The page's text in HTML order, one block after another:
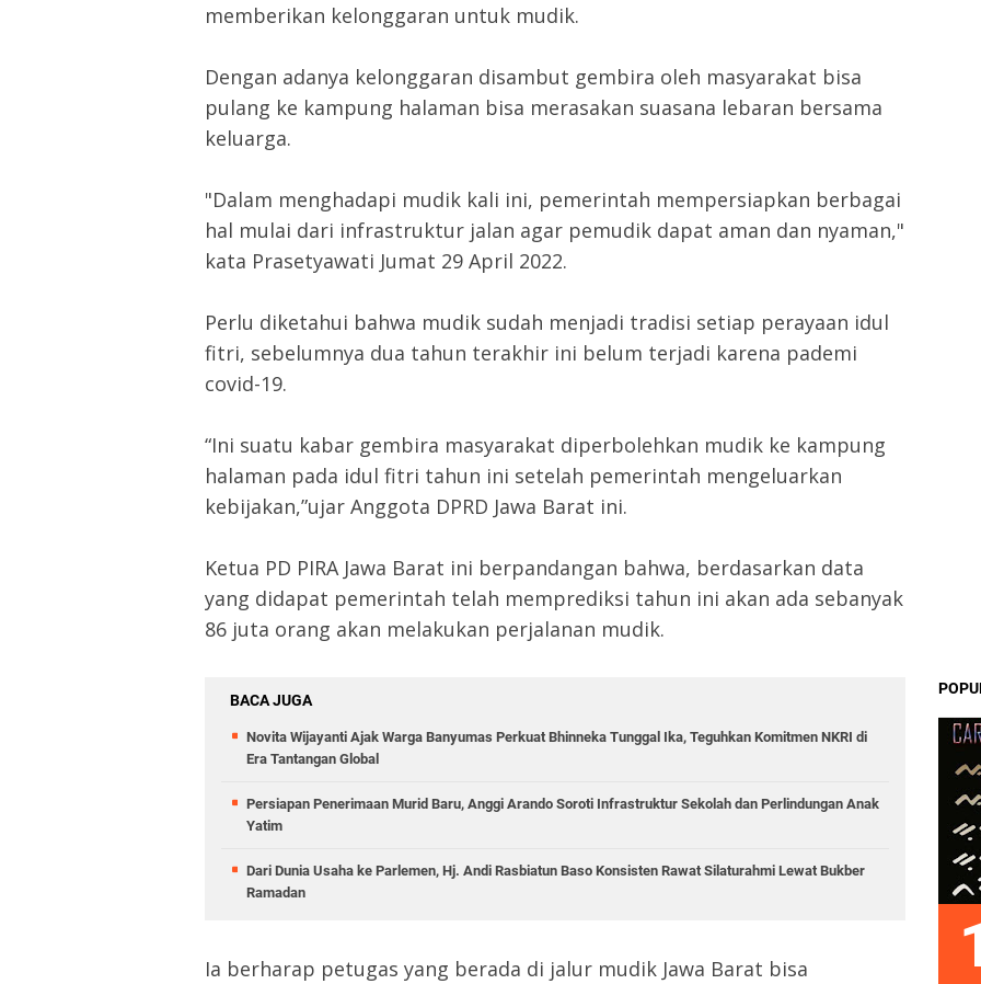
memberikan kelonggaran untuk mudik.
Dengan adanya kelonggaran disambut gembira oleh masyarakat bisa
pulang ke kampung halaman bisa merasakan suasana lebaran bersama
keluarga.
"Dalam menghadapi mudik kali ini, pemerintah mempersiapkan berbagai
hal mulai dari infrastruktur jalan agar pemudik dapat aman dan nyaman,"
kata Prasetyawati Jumat 29 April 2022.
Perlu diketahui bahwa mudik sudah menjadi tradisi setiap perayaan idul
fitri, sebelumnya dua tahun terakhir ini belum terjadi karena pademi
covid-19.
“Ini suatu kabar gembira masyarakat diperbolehkan mudik ke kampung
halaman pada idul fitri tahun ini setelah pemerintah mengeluarkan
kebijakan,”ujar Anggota DPRD Jawa Barat ini.
Ketua PD PIRA Jawa Barat ini berpandangan bahwa, berdasarkan data
yang didapat pemerintah telah memprediksi tahun ini akan ada sebanyak
86 juta orang akan melakukan perjalanan mudik.
BACA JUGA
Novita Wijayanti Ajak Warga Banyumas Perkuat Bhinneka Tunggal Ika, Teguhkan Komitmen NKRI di
Era Tantangan Global
Persiapan Penerimaan Murid Baru, Anggi Arando Soroti Infrastruktur Sekolah dan Perlindungan Anak
Yatim
Dari Dunia Usaha ke Parlemen, Hj. Andi Rasbiatun Baso Konsisten Rawat Silaturahmi Lewat Bukber
Ramadan
Ia berharap petugas yang berada di jalur mudik Jawa Barat bisa